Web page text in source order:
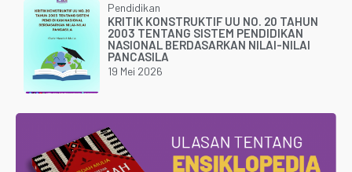
Pendidikan
KRITIK KONSTRUKTIF UU NO. 20 TAHUN
2003 TENTANG SISTEM PENDIDIKAN
NASIONAL BERDASARKAN NILAI-NILAI
PANCASILA
19 Mei 2026